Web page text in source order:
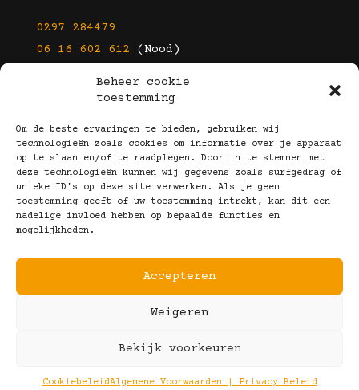
Beheer cookie
toestemming
Om de beste ervaringen te bieden, gebruiken wij
technologieën zoals cookies om informatie over je apparaat
op te slaan en/of te raadplegen. Door in te stemmen met
deze technologieën kunnen wij gegevens zoals surfgedrag of
unieke ID's op deze site verwerken. Als je geen
toestemming geeft of uw toestemming intrekt, kan dit een
nadelige invloed hebben op bepaalde functies en
mogelijkheden.
Accepteren
Weigeren
Bekijk voorkeuren
CookiebeleidAlgemene Voorwaarden | Privacy Beleid
0297 284479
06 16 602 612 (Nood)
info@kootbrillen.nl
Volg Ons!
Copyright © 2025 Koot Brillen
Algemene Voorwaarden